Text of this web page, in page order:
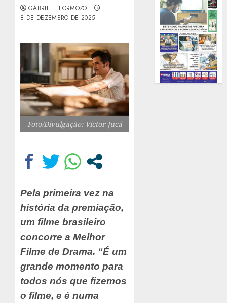
GABRIELE FORMOZO
8 DE DEZEMBRO DE 2025
Foto/Divulgação: Victor Jucá
Pela primeira vez na
história da premiação,
um filme brasileiro
concorre a Melhor
Filme de Drama. “É um
grande momento para
todos nós que fizemos
o filme, e é numa